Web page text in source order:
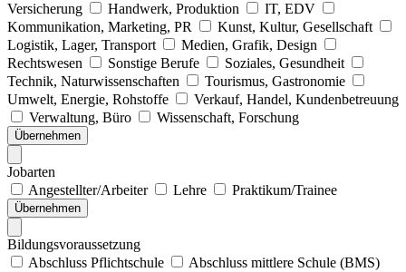
Versicherung
Handwerk, Produktion
IT, EDV
Kommunikation, Marketing, PR
Kunst, Kultur, Gesellschaft
Logistik, Lager, Transport
Medien, Grafik, Design
Rechtswesen
Sonstige Berufe
Soziales, Gesundheit
Technik, Naturwissenschaften
Tourismus, Gastronomie
Umwelt, Energie, Rohstoffe
Verkauf, Handel, Kundenbetreuung
Verwaltung, Büro
Wissenschaft, Forschung
Übernehmen
Jobarten
Angestellter/Arbeiter
Lehre Praktikum/Trainee
Übernehmen
Bildungsvoraussetzung
Abschluss Pflichtschule
Abschluss mittlere Schule (BMS)